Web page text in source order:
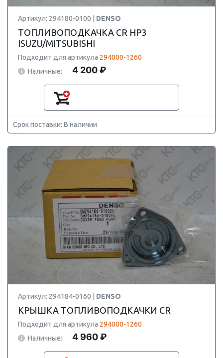
Артикул: 294180-0100 | DENSO
ТОПЛИВОПОДКАЧКА CR HP3
ISUZU/MITSUBISHI
Подходит для артикула 294000-1260
Наличные:
4 200 ₽
Срок поставки: В наличии
Артикул: 294184-0160 | DENSO
КРЫШКА ТОПЛИВОПОДКАЧКИ CR
Подходит для артикула 294000-1260
Наличные:
4 960 ₽